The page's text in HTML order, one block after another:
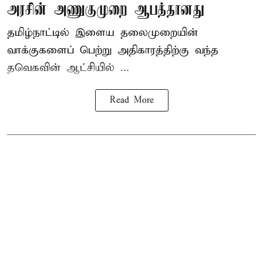
அரசின் அணுகுமுறை ஆபத்தானது
தமிழ்நாட்டில் இளைய தலைமுறையின்
வாக்குகளைப் பெற்று அதிகாரத்திற்கு வந்த
தவெகவின் ஆட்சியில் ...
Read More